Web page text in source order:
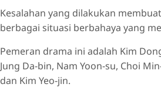
Kesalahan yang dilakukan
berbagai situasi berbahaya yang
Pemeran drama ini adalah Kim
Jung Da-bin, Nam Yoon-su, Choi
dan Kim Yeo-jin.